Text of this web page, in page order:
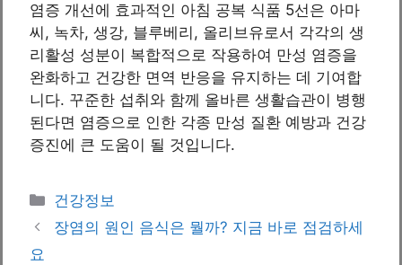
염증 개선에 효과적인 아침 공복 식품 5선은 아마
씨, 녹차, 생강, 블루베리, 올리브유로서 각각의 생
리활성 성분이 복합적으로 작용하여 만성 염증을
완화하고 건강한 면역 반응을 유지하는 데 기여합
니다. 꾸준한 섭취와 함께 올바른 생활습관이 병행
된다면 염증으로 인한 각종 만성 질환 예방과 건강
증진에 큰 도움이 될 것입니다.
Categories
건강정보
장염의 원인 음식은 뭘까? 지금 바로 점검하세
요